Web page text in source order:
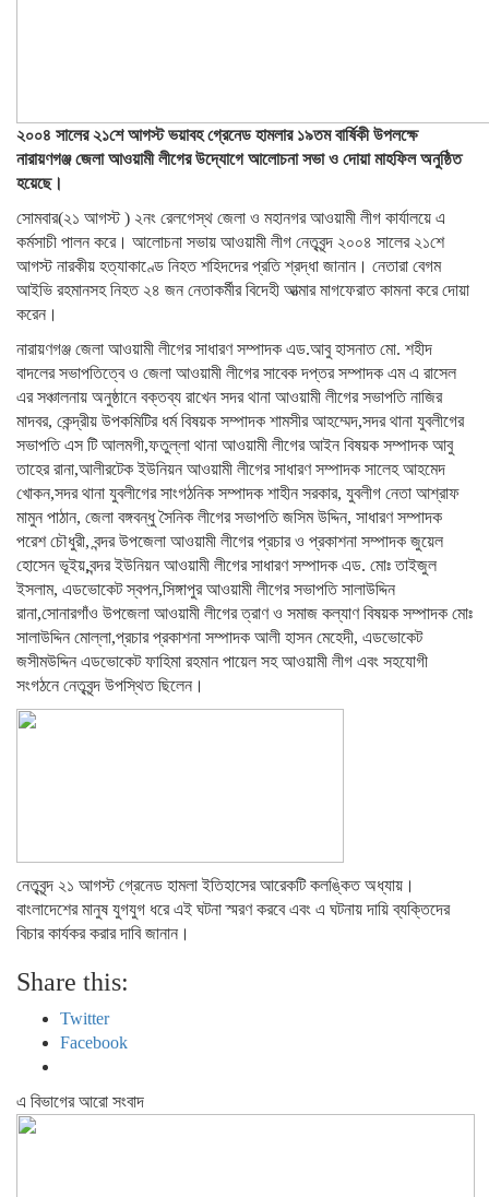
২০০৪ সালের ২১শে আগস্ট ভয়াবহ গ্রেনেড হামলার ১৯তম বার্ষিকী উপলক্ষে
নারায়ণগঞ্জ জেলা আওয়ামী লীগের উদ্যোগে আলোচনা সভা ও দোয়া মাহফিল অনুষ্ঠিত
হয়েছে।
সোমবার(২১ আগস্ট ) ২নং রেলগেস্থ জেলা ও মহানগর আওয়ামী লীগ কার্যালয়ে এ
কর্মসাচী পালন করে। আলোচনা সভায় আওয়ামী লীগ নেতৃবৃন্দ ২০০৪ সালের ২১শে
আগস্ট নারকীয় হত্যাকাণ্ডে নিহত শহিদদের প্রতি শ্রদ্ধা জানান। নেতারা বেগম
আইভি রহমানসহ নিহত ২৪ জন নেতাকর্মীর বিদেহী আত্মার মাগফেরাত কামনা করে দোয়া
করেন।
নারায়ণগঞ্জ জেলা আওয়ামী লীগের সাধারণ সম্পাদক এড.আবু হাসনাত মো. শহীদ
বাদলের সভাপতিত্বে ও জেলা আওয়ামী লীগের সাবেক দপ্তর সম্পাদক এম এ রাসেল
এর সঞ্চালনায় অনুষ্ঠানে বক্তব্য রাখেন সদর থানা আওয়ামী লীগের সভাপতি নাজির
মাদবর, কেন্দ্রীয় উপকমিটির ধর্ম বিষয়ক সম্পাদক শামসীর আহম্মেদ,সদর থানা যুবলীগের
সভাপতি এস টি আলমগী,ফতুল্লা থানা আওয়ামী লীগের আইন বিষয়ক সম্পাদক আবু
তাহের রানা,আলীরটেক ইউনিয়ন আওয়ামী লীগের সাধারণ সম্পাদক সালেহ আহমেদ
খোকন,সদর থানা যুবলীগের সাংগঠনিক সম্পাদক শাহীন সরকার, যুবলীগ নেতা আশ্রাফ
মামুন পাঠান, জেলা বঙ্গবন্ধু সৈনিক লীগের সভাপতি জসিম উদ্দিন, সাধারণ সম্পাদক
পরেশ চৌধুরী, বন্দর উপজেলা আওয়ামী লীগের প্রচার ও প্রকাশনা সম্পাদক জুয়েল
হোসেন ভূইয়,বন্দর ইউনিয়ন আওয়ামী লীগের সাধারণ সম্পাদক এড. মোঃ তাইজুল
ইসলাম, এডভোকেট স্বপন,সিঙ্গাপুর আওয়ামী লীগের সভাপতি সালাউদ্দিন
রানা,সোনারগাঁও উপজেলা আওয়ামী লীগের ত্রাণ ও সমাজ কল্যাণ বিষয়ক সম্পাদক মোঃ
সালাউদ্দিন মোল্লা,প্রচার প্রকাশনা সম্পাদক আলী হাসন মেহেদী, এডভোকেট
জসীমউদ্দিন এডভোকেট ফাহিমা রহমান পায়েল সহ আওয়ামী লীগ এবং সহযোগী
সংগঠনে নেতৃবৃন্দ উপস্থিত ছিলেন।
নেতৃবৃন্দ ২১ আগস্ট গ্রেনেড হামলা ইতিহাসের আরেকটি কলঙ্কিত অধ্যায়।
বাংলাদেশের মানুষ যুগযুগ ধরে এই ঘটনা স্মরণ করবে এবং এ ঘটনায় দায়ি ব্যক্তিদের
বিচার কার্যকর করার দাবি জানান।
Share this:
Twitter
Facebook
এ বিভাগের আরো সংবাদ